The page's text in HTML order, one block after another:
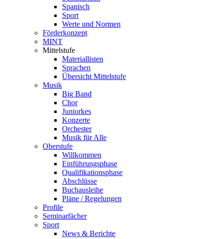
Spanisch
Sport
Werte und Normen
Förderkonzept
MINT
Mittelstufe
Materiallisten
Sprachen
Übersicht Mittelstufe
Musik
Big Band
Chor
Juniorkes
Konzerte
Orchester
Musik für Alle
Oberstufe
Willkommen
Einführungsphase
Qualifikationsphase
Abschlüsse
Buchausleihe
Pläne / Regelungen
Profile
Seminarfächer
Sport
News & Berichte